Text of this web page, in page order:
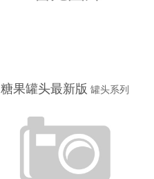
糖果罐头最新版 罐头系列